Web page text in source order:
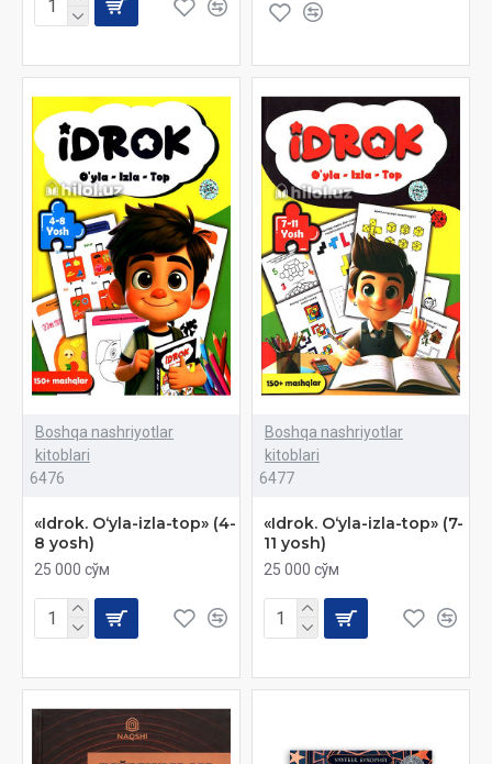
Boshqa nashriyotlar
kitoblari
6476
«Idrok. O‘yla-izla-top» (4-
8 yosh)
25 000 сўм
Boshqa nashriyotlar
kitoblari
6477
«Idrok. O‘yla-izla-top» (7-
11 yosh)
25 000 сўм